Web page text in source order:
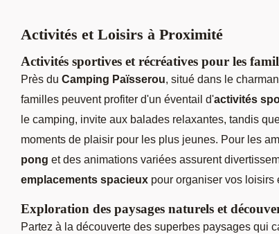
Activités et Loisirs à Proximité
Activités sportives et récréatives pour les
Près du Camping Païsserou, situé dans le
familles peuvent profiter d'un éventail d'activités
le camping, invite aux balades relaxantes, tandis
moments de plaisir pour les plus jeunes. Pour les
pong et des animations variées assurent
emplacements spacieux pour organiser vos loisirs
Exploration des paysages naturels et
Partez à la découverte des superbes paysages qui